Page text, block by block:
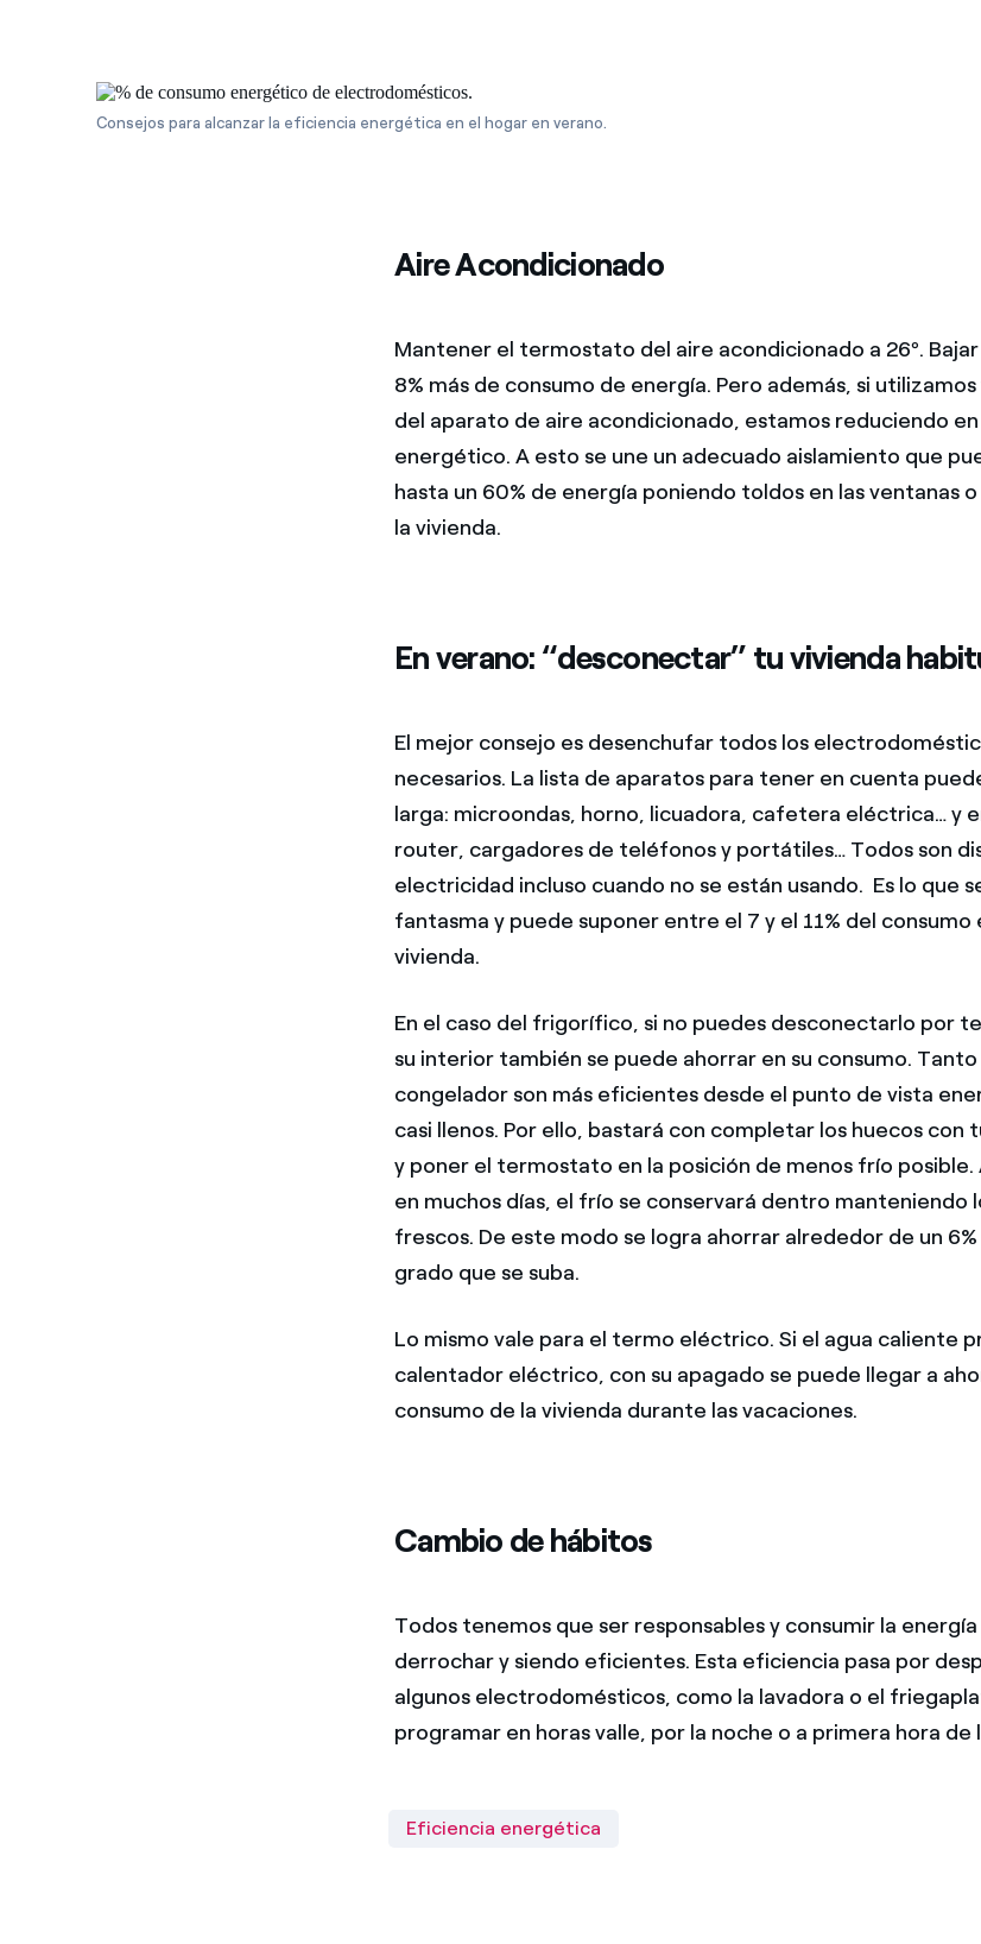
Consejos para alcanzar la eficiencia energética en el hogar en verano.
Aire Acondicionado
Mantener el termostato del aire acondicionado a 26º.
8% más de consumo de energía. Pero además, si
del aparato de aire acondicionado, estamos reduciendo en
energético. A esto se une un adecuado aislamiento que
hasta un 60% de energía poniendo toldos en las ventanas
la vivienda.
En verano: “desconectar” tu vivienda
El mejor consejo es desenchufar todos los
necesarios. La lista de aparatos para tener en cuenta
larga: microondas, horno, licuadora, cafetera eléctrica… y
router, cargadores de teléfonos y portátiles… Todos son
electricidad incluso cuando no se están usando. Es lo que
fantasma y puede suponer entre el 7 y el 11% del
vivienda.
En el caso del frigorífico, si no puedes desconectarlo por
su interior también se puede ahorrar en su consumo.
congelador son más eficientes desde el punto de vista
casi llenos. Por ello, bastará con completar los huecos con
y poner el termostato en la posición de menos frío posible.
en muchos días, el frío se conservará dentro manteniendo
frescos. De este modo se logra ahorrar alrededor de un
grado que se suba.
Lo mismo vale para el termo eléctrico. Si el agua caliente
calentador eléctrico, con su apagado se puede llegar a
consumo de la vivienda durante las vacaciones.
Cambio de hábitos
Todos tenemos que ser responsables y consumir la
derrochar y siendo eficientes. Esta eficiencia pasa por
algunos electrodomésticos, como la lavadora o el
programar en horas valle, por la noche o a primera hora de
Eficiencia energética